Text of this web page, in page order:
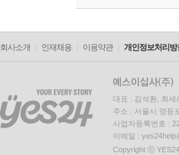
회사소개 인재채용 이용약관 개인정보처리방
대표 : 김석환, 최세
주소 : 서울시 영등
사업자등록번호 :
이메일 :
Copyright ⓒ